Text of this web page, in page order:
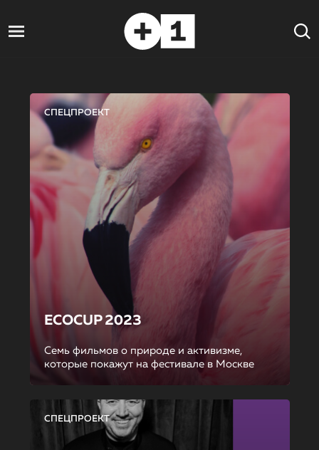
СПЕЦПРОЕКТ
ECOCUP 2023
Семь фильмов о природе и активизме,
которые покажут на фестивале в Москве
СПЕЦПРОЕКТ